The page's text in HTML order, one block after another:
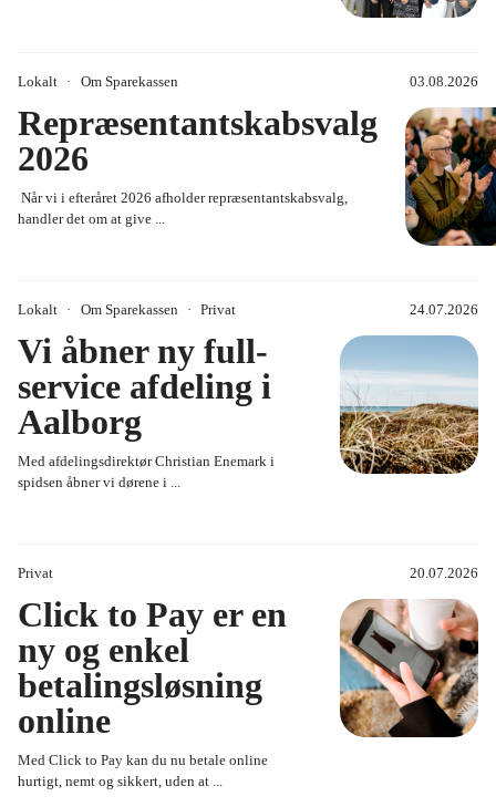
Lokalt Om Sparekassen 03.08.2026
Repræsentantskabsvalg
2026
Når vi i efteråret 2026 afholder repræsentantskabsvalg,
handler det om at give ...
Lokalt Om Sparekassen Privat 24.07.2026
Vi åbner ny full-
service afdeling i
Aalborg
Med afdelingsdirektør Christian Enemark i
spidsen åbner vi dørene i ...
Privat 20.07.2026
Click to Pay er en
ny og enkel
betalingsløsning
online
Med Click to Pay kan du nu betale online
hurtigt, nemt og sikkert, uden at ...